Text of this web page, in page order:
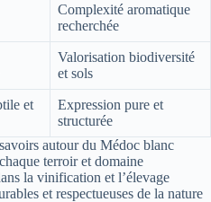
Complexité aromatique
recherchée
Valorisation biodiversité
et sols
et
Expression pure et
structurée
autour du Médoc blanc
terroir et domaine
la vinification et l’élevage
et respectueuses de la nature